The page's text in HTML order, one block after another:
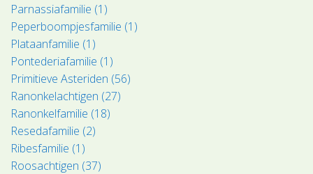
Parnassiafamilie (1)
Peperboompjesfamilie (1)
Plataanfamilie (1)
Pontederiafamilie (1)
Primitieve Asteriden (56)
Ranonkelachtigen (27)
Ranonkelfamilie (18)
Resedafamilie (2)
Ribesfamilie (1)
Roosachtigen (37)